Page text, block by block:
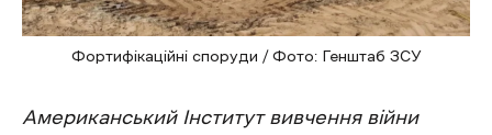
Фортифікаційні споруди / Фото: Генштаб ЗСУ
Американський Інститут вивчення війни